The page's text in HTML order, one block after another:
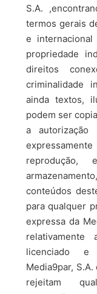
S.A.
termos gerais
e
propriedade
direitos
criminalidade
ainda textos,
podem ser
a autorização
reprodução,
conteúdos
para qualquer
expressa da
licenciado e
Media9par,
rejeitam